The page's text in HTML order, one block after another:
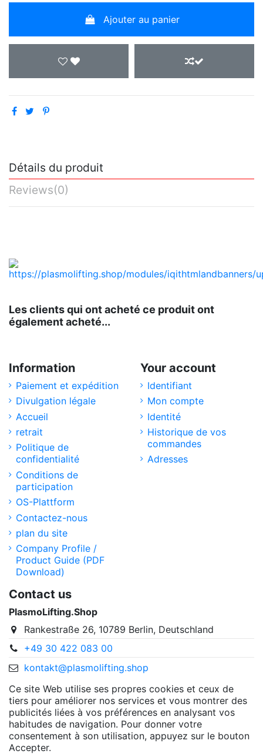
Ajouter au panier
Détails du produit
Reviews(0)
Les clients qui ont acheté ce produit ont
également acheté...
Information
Paiement et expédition
Divulgation légale
Accueil
retrait
Politique de
confidentialité
Conditions de
participation
OS-Plattform
Contactez-nous
plan du site
Company Profile /
Product Guide (PDF
Download)
Your account
Identifiant
Mon compte
Identité
Historique de vos
commandes
Adresses
Contact us
PlasmoLifting.Shop
Rankestraße 26, 10789 Berlin, Deutschland
+49 30 422 083 00
kontakt@plasmolifting.shop
Ce site Web utilise ses propres cookies et ceux de
tiers pour améliorer nos services et vous montrer des
publicités liées à vos préférences en analysant vos
habitudes de navigation. Pour donner votre
consentement à son utilisation, appuyez sur le bouton
Accepter.